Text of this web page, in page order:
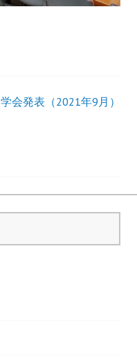
学会発表（2021年9月）